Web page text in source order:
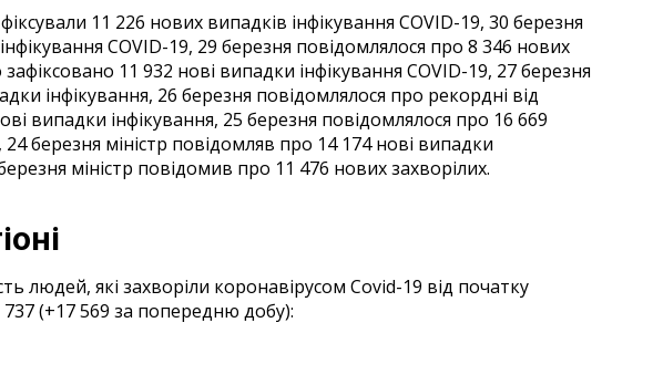
11 226 нових випадків інфікування COVID-19, 30 березня
COVID-19, 29 березня повідомлялося про 8 346 нових
11 932 нові випадки інфікування COVID-19, 27 березня
інфікування, 26 березня повідомлялося про рекордні від
випадки інфікування, 25 березня повідомлялося про 16 669
березня міністр повідомляв про 14 174 нові випадки
міністр повідомив про 11 476 нових захворілих.
людей, які захворіли коронавірусом Covid-19 від початку
737 (+17 569 за попередню добу):